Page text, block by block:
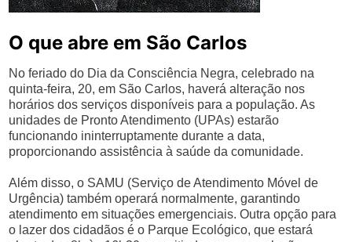
O que abre em São Carlos
No feriado do Dia da Consciência Negra, celebrado na
quinta-feira, 20, em São Carlos, haverá alteração nos
horários dos serviços disponíveis para a população. As
unidades de Pronto Atendimento (UPAs) estarão
funcionando ininterruptamente durante a data,
proporcionando assistência à saúde da comunidade.
Além disso, o SAMU (Serviço de Atendimento Móvel de
Urgência) também operará normalmente, garantindo
atendimento em situações emergenciais. Outra opção para
o lazer dos cidadãos é o Parque Ecológico, que estará